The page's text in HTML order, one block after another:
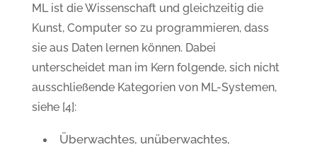
ML ist die Wissenschaft und gleichzeitig die
Kunst, Computer so zu programmieren, dass
sie aus Daten lernen können. Dabei
unterscheidet man im Kern folgende, sich nicht
ausschließende Kategorien von ML-Systemen,
siehe [4]:
Überwachtes, unüberwachtes,